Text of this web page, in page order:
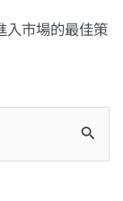
入市場的最佳策